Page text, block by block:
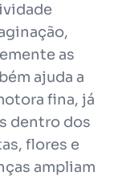
as
ajuda a
fina, já
dentro dos
flores e
ampliam